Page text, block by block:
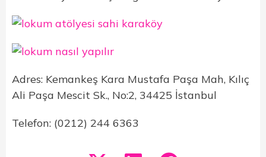
Adres: Kemankeş Kara Mustafa Paşa Mah, Kılıç
Ali Paşa Mescit Sk., No:2, 34425 İstanbul
Telefon: (0212) 244 6363